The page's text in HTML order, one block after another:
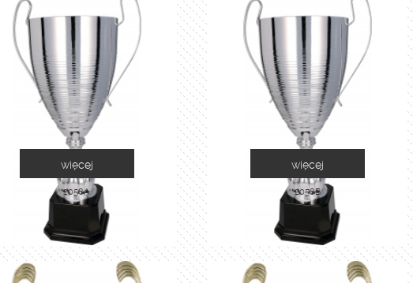
2058A
więcej
2058B
więcej